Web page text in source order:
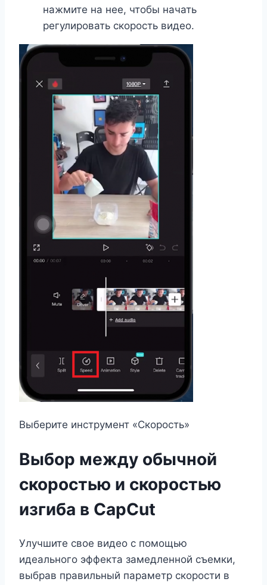
нажмите на нее, чтобы начать
регулировать скорость видео.
Выберите инструмент «Скорость»
Выбор между обычной
скоростью и скоростью
изгиба в CapCut
Улучшите свое видео с помощью
идеального эффекта замедленной съемки,
выбрав правильный параметр скорости в